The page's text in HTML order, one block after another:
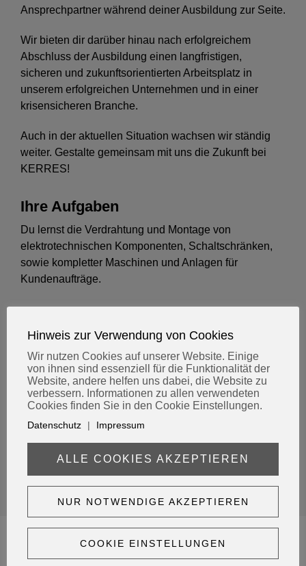
Ansprechpartner während deiner Ausbildung zur Seite.
Wir bieten dir darüber hinau nach erfolgreichem
Abschluss der Ausbildung einen langfristigen,
sicheren und zukunftsorientierten Arbeitsplatz in
unserem erfolgreichen Unternehmen und in einer
krisensicheren Branche.
Auch in der aktuellen Situation wachsen wir ständig
weiter. Gestalte gemeinsam mit uns die Zukunft bei
KERRES!
Ihre Aufgaben
Du lernst die Verdrahtung und Montage von
elektrotechnischen Komponenten, Schaltschränken,
sowie kompletter Maschinen und Anlagen für
Kundenaufträge.
Du hast eine ausgeprägte technische und
handwerkliche Begabung, bist kreativ und begeisterst
dich für Neues? Dann stehen wir dir als perfekter
Ausbildungspartner zur Seite!
Ihre Bewerbung
recruiting@kerres-group.de
Hinweis zur Verwendung von Cookies
Wir nutzen Cookies auf unserer Website. Einige
von ihnen sind essenziell für die Funktionalität der
Website, andere helfen uns dabei, die Website zu
verbessern. Informationen zu allen verwendeten
Cookies finden Sie in den Cookie Einstellungen.
Datenschutz | Impressum
ALLE COOKIES AKZEPTIEREN
NUR NOTWENDIGE AKZEPTIEREN
COOKIE EINSTELLUNGEN